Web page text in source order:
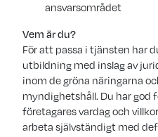
ansvarsområdet
Vem är du?
För att passa i tjänsten har
utbildning med inslag av
inom de gröna näringarna
myndighetshåll. Du har god
företagares vardag och
arbeta självständigt med